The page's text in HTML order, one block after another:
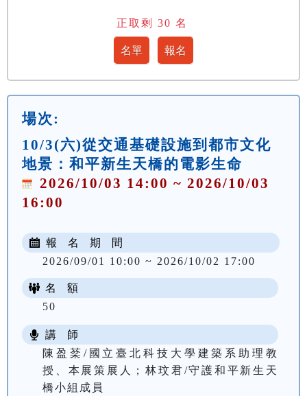
正取剩 30 名
場次:
10/3(六)從交通基礎設施到都市文化
地景：和平新生天橋的電影生命
2026/10/03 14:00 ~ 2026/10/03
16:00
報 名 期 間
2026/09/01 10:00 ~ 2026/10/02 17:00
名 額
50
講 師
陳盈棻/國立臺北科技大學建築系助理教
授、本展策展人；林玟君/守護和平新生天
橋小組成員